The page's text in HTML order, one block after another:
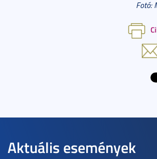
Fotó:
Aktuális események